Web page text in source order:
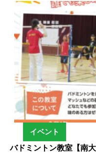
イベント
バドミントン教室【南大